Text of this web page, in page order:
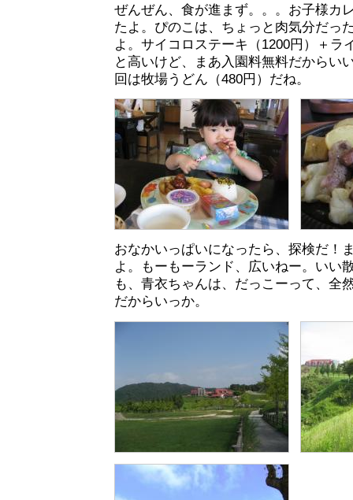
ぜんぜん、食が進まず。。。お子様カ
たよ。ぴのこは、ちょっと肉気分だっ
よ。サイコロステーキ（1200円）＋ラ
と高いけど、まあ入園料無料だから
回は牧場うどん（480円）だね。
おなかいっぱいになったら、探検だ！
よ。もーもーランド、広いねー。いい
も、青衣ちゃんは、だっこーって、全
だからいっか。